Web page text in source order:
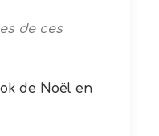
de ces
de Noël en